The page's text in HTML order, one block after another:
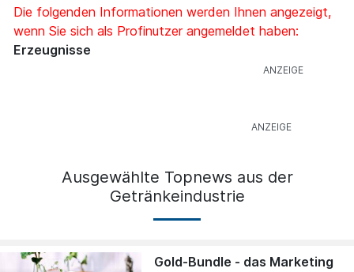
Die folgenden Informationen werden Ihnen angezeigt,
wenn Sie sich als Profinutzer angemeldet haben:
Erzeugnisse
Ausgewählte Topnews aus der
Getränkeindustrie
Gold-Bundle - das Marketing